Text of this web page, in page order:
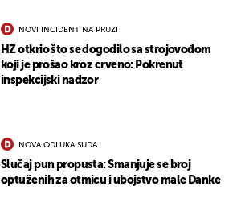
NOVI INCIDENT NA PRUZI
HŽ otkrio što se dogodilo sa strojovođom
koji je prošao kroz crveno: Pokrenut
inspekcijski nadzor
NOVA ODLUKA SUDA
Slučaj pun propusta: Smanjuje se broj
optuženih za otmicu i ubojstvo male Danke